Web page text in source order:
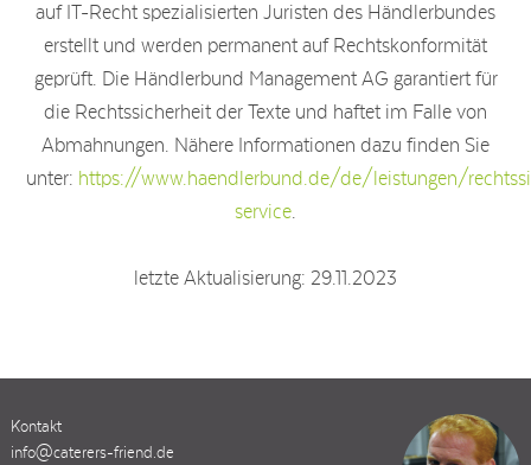
auf IT-Recht spezialisierten Juristen des Händlerbundes
erstellt und werden permanent auf Rechtskonformität
geprüft. Die Händlerbund Management AG garantiert für
die Rechtssicherheit der Texte und haftet im Falle von
Abmahnungen. Nähere Informationen dazu finden Sie
unter: https://www.haendlerbund.de/de/leistungen/
service.
letzte Aktualisierung: 29.11.2023
Kontakt
info@caterers-friend.de